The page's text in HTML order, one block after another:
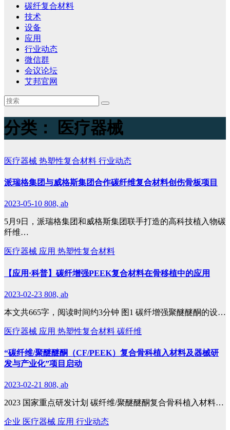
碳纤复合材料
技术
设备
应用
行业动态
微信群
会议论坛
艾邦官网
分类： 医疗器械
医疗器械 热塑性复合材料 行业动态
派瑞格集团与威格斯集团合作碳纤维复合材料创伤骨板项目
2023-05-10 808, ab
5月9日，派瑞格集团和威格斯集团联手打造的高科技植入物碳
纤维…
医疗器械 应用 热塑性复合材料
【应用·科普】碳纤增强PEEK复合材料在骨移植中的应用
2023-02-23 808, ab
本文共665字，阅读时间约3分钟 图1 碳纤增强聚醚醚酮的设…
医疗器械 应用 热塑性复合材料 碳纤维
“碳纤维/聚醚醚酮（CF/PEEK）复合骨科植入材料及器械研
发与产业化”项目启动
2023-02-21 808, ab
2023 国家重点研发计划 碳纤维/聚醚醚酮复合骨科植入材料…
企业 医疗器械 应用 行业动态